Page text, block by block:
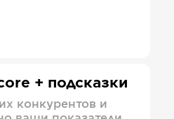
+ подсказки
конкурентов и